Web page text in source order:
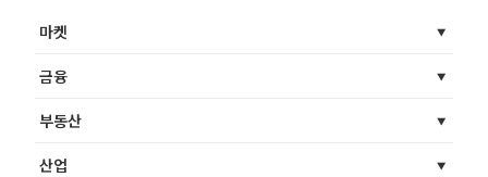
마켓
금융
부동산
산업